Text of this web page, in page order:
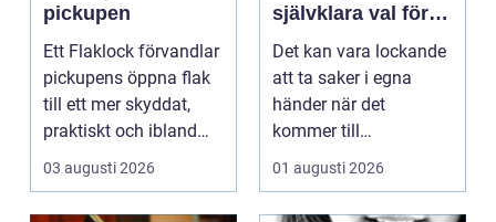
pickupen
Ett Flaklock förvandlar
pickupens öppna flak
till ett mer skyddat,
praktiskt och ibland
också mer br...
03 augusti 2026
självklara val för
säker elinstallation
Det kan vara lockande
att ta saker i egna
händer när det
kommer till
hemförbättr...
01 augusti 2026